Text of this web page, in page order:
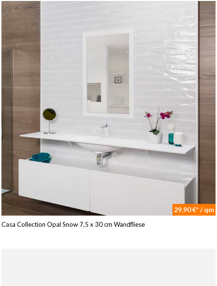
29,90 €* / qm
Casa Collection Opal Snow 7,5 x 30 cm Wandfliese